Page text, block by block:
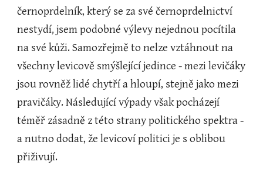
černoprdelník, který se za své černoprdelnictví
nestydí, jsem podobné výlevy nejednou pocítila
na své kůži. Samozřejmě to nelze vztáhnout na
všechny levicově smýšlející jedince - mezi levičáky
jsou rovněž lidé chytří a hloupí, stejně jako mezi
pravičáky. Následující výpady však pocházejí
téměř zásadně z této strany politického spektra -
a nutno dodat, že levicoví politici je s oblibou
přiživují.